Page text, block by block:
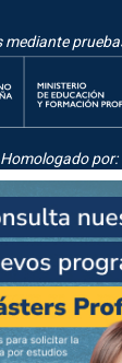
mediante
por: